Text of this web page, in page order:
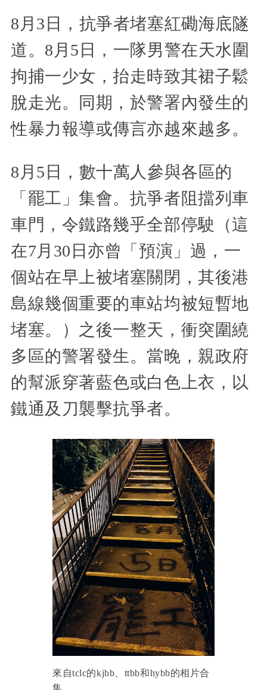
8月3日，抗爭者堵塞紅磡海底隧
道。8月5日，一隊男警在天水圍
拘捕一少女，抬走時致其裙子鬆
脫走光。同期，於警署內發生的
性暴力報導或傳言亦越來越多。
8月5日，數十萬人參與各區的
「罷工」集會。抗爭者阻擋列車
車門，令鐵路幾乎全部停駛（這
在7月30日亦曾「預演」過，一
個站在早上被堵塞關閉，其後港
島線幾個重要的車站均被短暫地
堵塞。）之後一整天，衝突圍繞
多區的警署發生。當晚，親政府
的幫派穿著藍色或白色上衣，以
鐵通及刀襲擊抗爭者。
來自tclc的kjbb、ttbb和hybb的相片合
集。